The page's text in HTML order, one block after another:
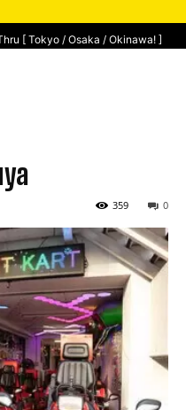
[ Tokyo / Osaka / Okinawa! ]
0
359